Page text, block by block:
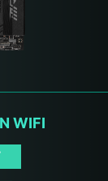
WIFI